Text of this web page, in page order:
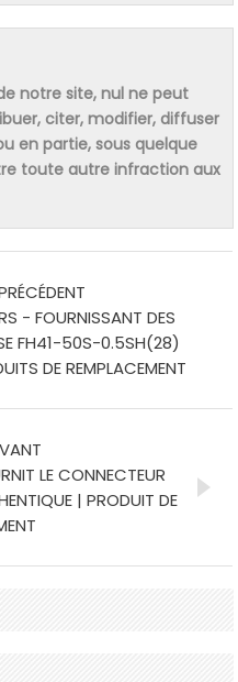
notre site, nul ne peut
citer, modifier, diffuser
en partie, sous quelque
toute autre infraction aux
- FOURNISSANT DES
FH41-50S-0.5SH(28)
DE REMPLACEMENT
LE CONNECTEUR
| PRODUIT DE